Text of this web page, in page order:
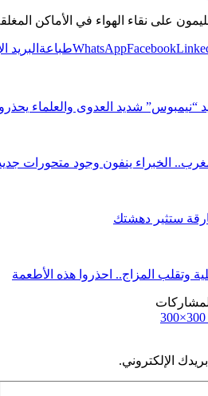
على نقاء الهواء في الأماكن
WhatsAppFacebook طباعة البريد
“نيمبوس” شديد العدوى والعلماء
الخبراء ينفون وجود متحورات
ستثير دهشتك
وتقلب المزاج.. احذروا هذه الأطعمة
الإلكتروني.